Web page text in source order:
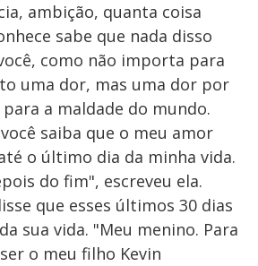
ambição, quanta coisa
sabe que nada disso
como não importa para
uma dor, mas uma dor por
a maldade do mundo.
saiba que o meu amor
o último dia da minha vida.
do fim", escreveu ela.
que esses últimos 30 dias
sua vida. "Meu menino. Para
o meu filho Kevin